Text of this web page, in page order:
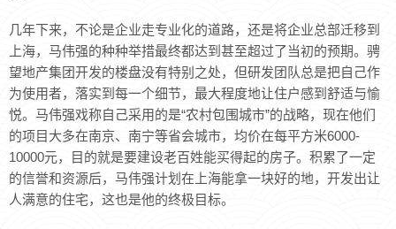
几年下来，不论是企业走专业化的道路，还是将企业总部迁移到
上海，马伟强的种种举措最终都达到甚至超过了当初的预期。骋
望地产集团开发的楼盘没有特别之处，但研发团队总是把自己作
为使用者，落实到每一个细节，最大程度地让住户感到舒适与愉
悦。马伟强戏称自己采用的是“农村包围城市”的战略，现在他们
的项目大多在南京、南宁等省会城市，均价在每平方米6000-
10000元，目的就是要建设老百姓能买得起的房子。积累了一定
的信誉和资源后，马伟强计划在上海能拿一块好的地，开发出让
人满意的住宅，这也是他的终极目标。